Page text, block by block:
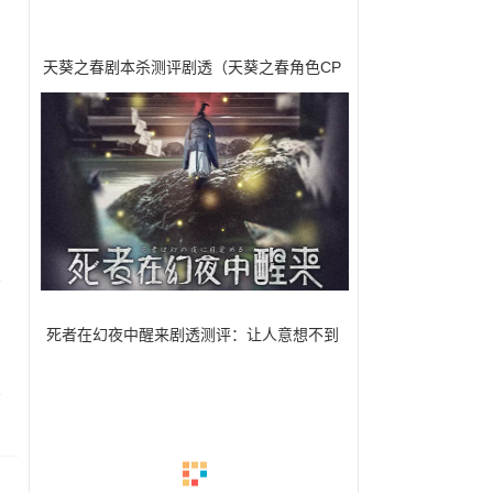
天葵之春剧本杀测评剧透（天葵之春角色CP
推荐）
死者在幻夜中醒来剧透测评：让人意想不到